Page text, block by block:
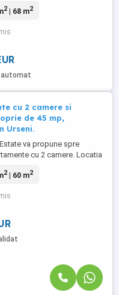
unde se regăsesc toate
de 68mp și dispune de
fiind situat la etajul 1
2| 68 m2
cu 2 camere si
de 45 mp,
Urseni.
va propune spre
cu 2 camere. Locatia
detaseze de agitatia
la fiecare detaliu, pregatit
Apartamentul este
2| 60 m2